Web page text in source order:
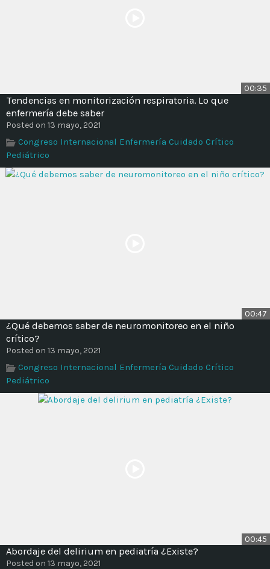
00:35
Tendencias en monitorización respiratoria. Lo que
enfermería debe saber
Posted on 13 mayo, 2021
Congreso Internacional Enfermería Cuidado Crítico
Pediátrico
00:47
¿Qué debemos saber de neuromonitoreo en el niño
crítico?
Posted on 13 mayo, 2021
Congreso Internacional Enfermería Cuidado Crítico
Pediátrico
00:45
Abordaje del delirium en pediatría ¿Existe?
Posted on 13 mayo, 2021